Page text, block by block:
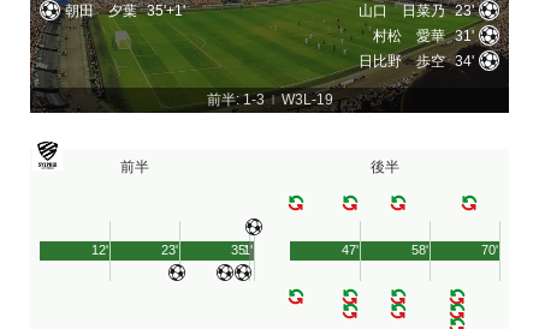
朝田 夕葉 35'+1' 山口 日菜乃 23'
村松 愛華 31'
日比野 歩空 34'
前半: 1-3 | W3L-19
前半
35'
12' 23' 1'
後半
70'
47' 58'